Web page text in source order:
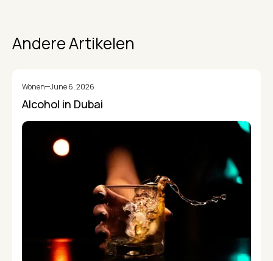
Andere Artikelen
Wonen June 6, 2026
Alcohol in Dubai